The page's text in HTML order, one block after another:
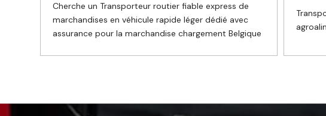
Cherche un Transporteur routier fiable express de
marchandises en véhicule rapide léger dédié avec
assurance pour la marchandise chargement Belgique